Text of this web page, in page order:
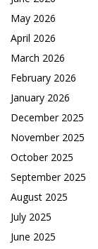
May 2026
April 2026
March 2026
February 2026
January 2026
December 2025
November 2025
October 2025
September 2025
August 2025
July 2025
June 2025